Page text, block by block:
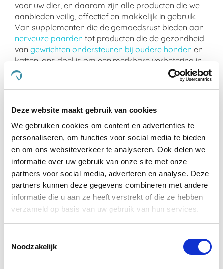
Deze website maakt gebruik van cookies
We gebruiken cookies om content en advertenties te
personaliseren, om functies voor social media te bieden
en om ons websiteverkeer te analyseren. Ook delen we
informatie over uw gebruik van onze site met onze
partners voor social media, adverteren en analyse. Deze
partners kunnen deze gegevens combineren met andere
informatie die u aan ze heeft verstrekt of die ze hebben
verzameld op basis van uw gebruik van hun services.
Noodzakelijk
voor uw dier, en daarom zijn alle producten die we
aanbieden veilig, effectief en makkelijk in gebruik.
Van supplementen die de gemoedsrust bieden aan
nerveuze paarden tot producten die de gezondheid
van gewrichten ondersteunen bij oudere honden en
katten, ons doel is om een merkbare verbetering in
het leven van uw dier te realiseren.
Kies voor de kwaliteit van De Paardendrogist en
zorgvuldig samengestelde producten. Uw dier
verdient immers niets minder dan het beste, en dat is
precies wat wij bieden.
Wat maakt De Paardendrogist uniek in
de markt voor paardensupplementen?
De Paardendrogist onderscheidt zich door zijn
toewijding aan kwaliteit en innovatie in de
gezondheidszorg van paarden. Met jarenlange
ervaring en een diepe kennis van paardenvoeding
supplementen die nauwkeurig zijn afgestemd op de
specifieke behoeften van paarden. Van verbetering